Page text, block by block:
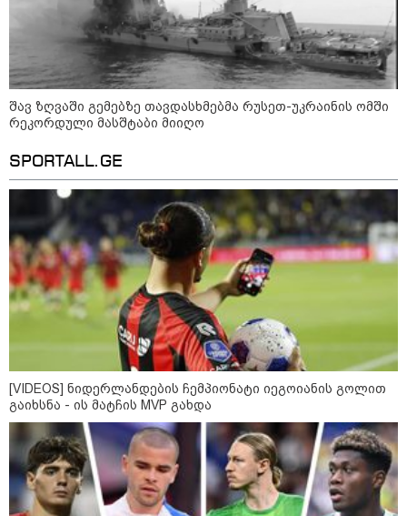
კატეგორიები
8
აგვისტო
ასტროლოგიური
8 აგვისტო ახალ შთაგონებასა და ემოციურ სიახლოვეს
მოიტანს. გაიზრდება ინტერესი შემოქმედებითი საქმიანობისა
და კულტურული ღონისძიებების მიმართ. საღამო
განსაკუთრებით ხელსაყრელია საყვარელ ადამიანებთან
დროის გასატარებლად და თბილი, გულახდილი
საუბრებისთვის.
აგვისტო აგარაკზე: ეს 5 საქმე
უნდა მოასწროთ შემოდგომის
დადგომამდე
შავ ზღვაში გემებზე თავდასხმებმა რუსეთ-უკრაინის ომში
რეკორდული მასშტაბი მიიღო
SPORTALL.GE
[VIDEOS] ნიდერლანდების ჩემპიონატი იეგოიანის გოლით
გაიხსნა - ის მატჩის MVP გახდა